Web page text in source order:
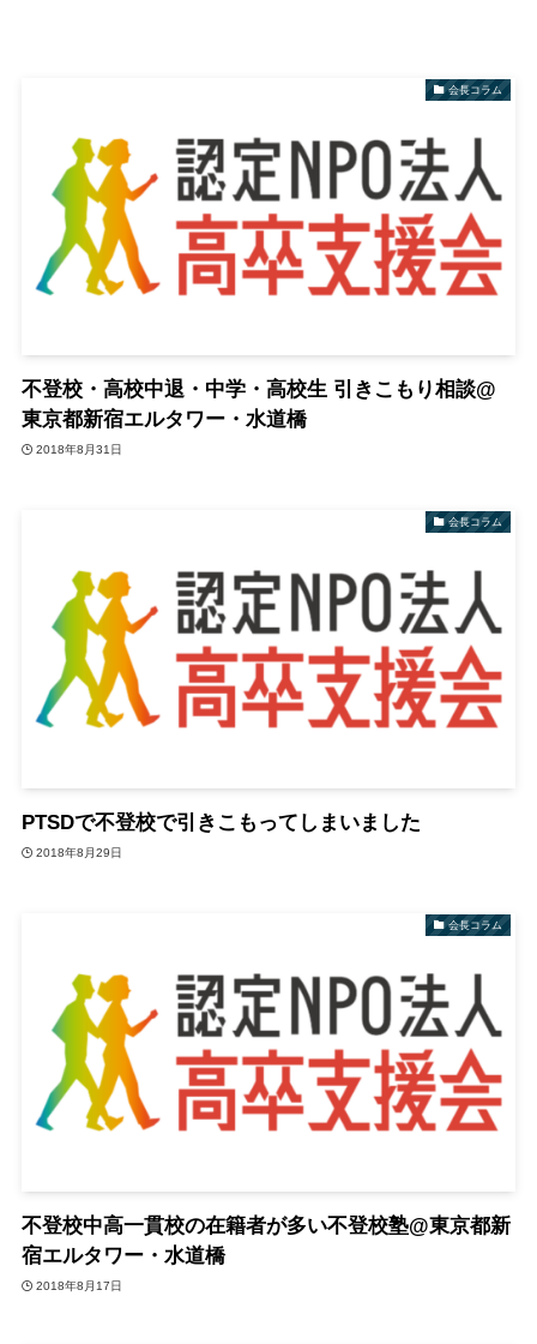
会長コラム
不登校・高校中退・中学・高校生 引きこもり相談@
東京都新宿エルタワー・水道橋
2018年8月31日
会長コラム
PTSDで不登校で引きこもってしまいました
2018年8月29日
会長コラム
不登校中高一貫校の在籍者が多い不登校塾@東京都新
宿エルタワー・水道橋
2018年8月17日